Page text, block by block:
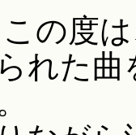
この度
れた曲